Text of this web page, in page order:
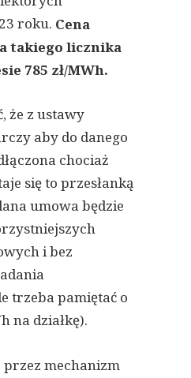
roku. Cena
takiego licznika
785 zł/MWh.
że z ustawy
aby do danego
chociaż
się to przesłanką
umowa będzie
i bez
trzeba pamiętać o
na działkę).
mechanizm